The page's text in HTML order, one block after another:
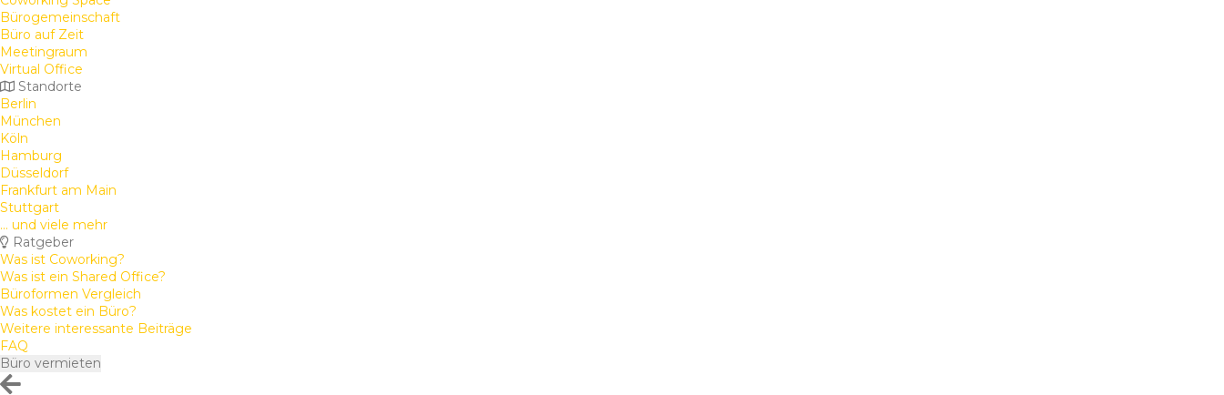
Bürogemeinschaft
Büro auf Zeit
Meetingraum
Virtual Office
Standorte
Berlin
München
Köln
Hamburg
Düsseldorf
Frankfurt am Main
Stuttgart
... und viele mehr
Ratgeber
Was ist Coworking?
Was ist ein Shared Office?
Büroformen Vergleich
Was kostet ein Büro?
Weitere interessante Beiträge
FAQ
Büro vermieten